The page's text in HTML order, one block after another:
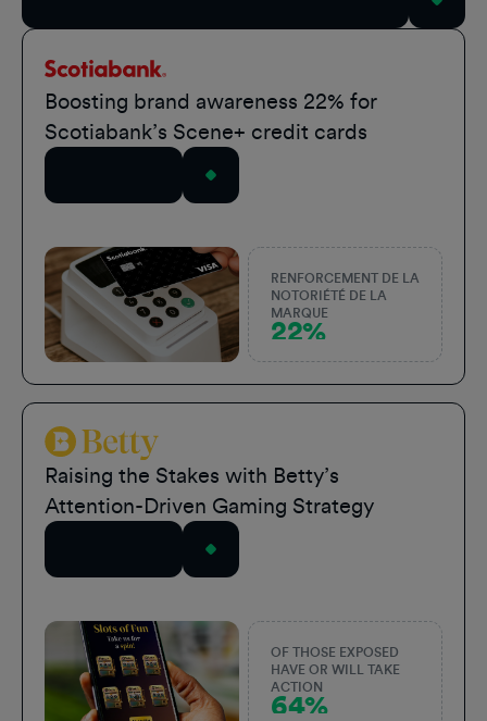
Scotiabank
Boosting brand awareness 22% for
Scotiabank’s Scene+ credit cards
RENFORCEMENT DE LA
NOTORIÉTÉ DE LA
MARQUE
22%
Betty Sports
Raising the Stakes with Betty’s
Attention-Driven Gaming Strategy
OF THOSE EXPOSED
HAVE OR WILL TAKE
ACTION
64%